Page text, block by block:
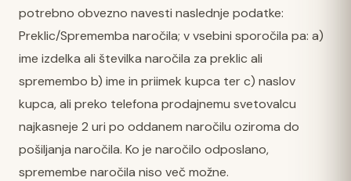
potrebno obvezno navesti naslednje podatke:
Preklic/Sprememba naročila; v vsebini sporočila pa: a)
ime izdelka ali številka naročila za preklic ali
spremembo b) ime in priimek kupca ter c) naslov
kupca, ali preko telefona prodajnemu svetovalcu
najkasneje 2 uri po oddanem naročilu oziroma do
pošiljanja naročila. Ko je naročilo odposlano,
spremembe naročila niso več možne.